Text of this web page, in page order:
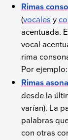
Rimas
(vocalesy
acentuada.
vocal
rima
Por
Rimas
desde la
varían). La
palabras
con otras